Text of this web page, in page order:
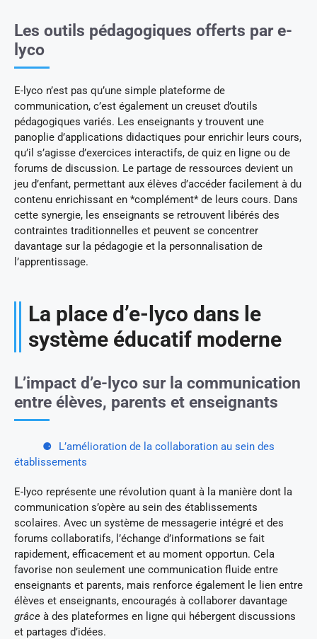
Les outils pédagogiques offerts par e-
lyco
E-lyco n’est pas qu’une simple plateforme de
communication, c’est également un creuset d’outils
pédagogiques variés. Les enseignants y trouvent une
panoplie d’applications didactiques pour enrichir leurs cours,
qu’il s’agisse d’exercices interactifs, de quiz en ligne ou de
forums de discussion. Le partage de ressources devient un
jeu d’enfant, permettant aux élèves d’accéder facilement à du
contenu enrichissant en *complément* de leurs cours. Dans
cette synergie, les enseignants se retrouvent libérés des
contraintes traditionnelles et peuvent se concentrer
davantage sur la pédagogie et la personnalisation de
l’apprentissage.
La place d’e-lyco dans le
système éducatif moderne
L’impact d’e-lyco sur la communication
entre élèves, parents et enseignants
L’amélioration de la collaboration au sein des
établissements
E-lyco représente une révolution quant à la manière dont la
communication s’opère au sein des établissements
scolaires. Avec un système de messagerie intégré et des
forums collaboratifs, l’échange d’informations se fait
rapidement, efficacement et au moment opportun. Cela
favorise non seulement une communication fluide entre
enseignants et parents, mais renforce également le lien entre
élèves et enseignants, encouragés à collaborer davantage
grâce à des plateformes en ligne qui hébergent discussions
et partages d’idées.